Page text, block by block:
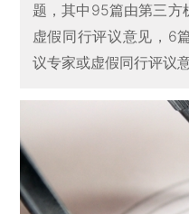
题，其中95篇由第三方
虚假同行评议意见，6
议专家或虚假同行评议